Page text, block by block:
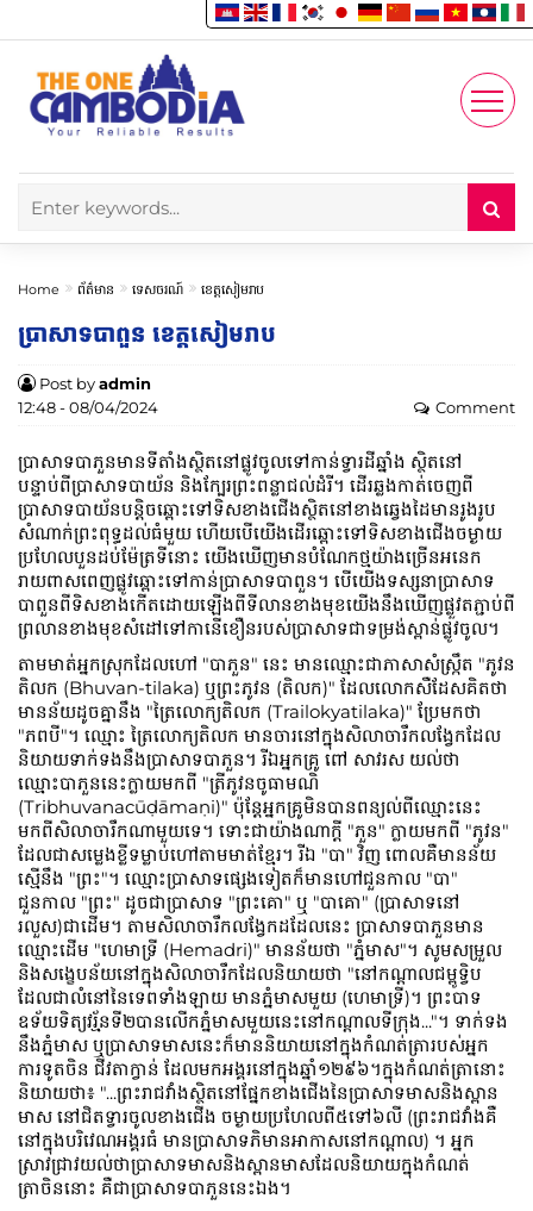
Account
Enjoy
Home ព័ត៌មាន ទេសចរណ៍ ខេត្តសៀមរាប
ប្រាសាទ​បាពួន ខេត្តសៀមរាប
Post byadmin
12:48 - 08/04/2024
Comment
បា្រសាទបាភួនមានទីតាំងស្ថិតនៅផ្លូវចូលទៅកាន់ទ្វារដីឆ្នាំង ស្ថិតនៅ
បន្ទាប់ពីប្រាសាទបាយ័ន និងក្បែរព្រះពន្លាជល់ដំរី។ ដើរឆ្លងកាត់ចេញពី
ប្រាសាទបាយ័នបន្តិចឆ្ពោះទៅទិសខាងជើងស្ថិតនៅខាងឆ្វេងដៃមានរូងរូប
សំណាក់ព្រះពុទ្ធដល់ធំមួយ ហើយបើយើងដើរឆ្ពោះទៅទិសខាងជើងចម្ងាយ
ប្រហែលបួនដប់ម៉ែត្រទីនោះ យើងឃើញមានបំណែកថ្មយ៉ាងច្រើនអនេក
រាយពាសពេញផ្លូវឆ្ពោះទៅកាន់ប្រាសាទបាពួន។ បើយើងទស្សនាប្រាសាទ
បាពួនពីទិសខាងកើតដោយឡើងពីទីលានខាងមុខយើងនឹងឃើញផ្លួវតភ្ជាប់ពី
ព្រលានខាងមុខសំដៅទៅកានើខឿនរបស់ប្រាសាទជាទម្រង់ស្ពាន់ផ្លូវចូល។
តាមមាត់អ្នកស្រុកដែលហៅ "បាភួន" នេះ មានឈ្មោះជាភាសាសំស្រ្កឹត "ភូវន
តិលក (Bhuvan-tilaka) ឬព្រះភូវន (តិលក)" ដែលលោកសឺដែសគិតថា
មានន័យដូចគ្នានឹង "ត្រៃលោក្យតិលក (Trailokyatilaka)" ប្រែមកថា
"ភពបី"។ ឈ្មោះ ត្រៃលោក្យតិលក មានចារនៅក្នុងសិលាចារឹកលង្វែកដែល
និយាយទាក់ទងនឹងប្រាសាទបាភួន។ រីឯអ្នកគ្រូ ពៅ សាវរស យល់ថា
ឈ្មោះបាភួននេះក្លាយមកពី "ត្រីភូវនចូធាមណិ
(Tribhuvanacūḍāmaṇi)" ប៉ុន្តែអ្នកគ្រូមិនបានពន្យល់ពីឈ្មោះនេះ
មកពីសិលាចារឹកណាមួយទេ។ ទោះជាយ៉ាងណាក្ដី "ភួន" ក្លាយមកពី "ភូវន"
ដែលជាសម្លេងខ្លីទម្លាប់ហៅតាមមាត់ខ្មែរ។ រីឯ "បា" វិញ ពោលគឺមានន័យ
ស្មើនឹង "ព្រះ"។ ឈ្មោះប្រាសាទផ្សេងទៀតក៏មានហៅជួនកាល "បា"
ជួនកាល "ព្រះ" ដូចជាប្រាសាទ "ព្រះគោ" ឬ "បាគោ" (ប្រាសាទនៅ
រលួស)ជាដើម។ តាមសិលាចារឹកលង្វែកដដែលនេះ ប្រាសាទបាភួនមាន
ឈ្មោះដើម "ហេមាទ្រី (Hemadri)" មានន័យថា "ភ្នំមាស"។ សូមសម្រួល
និងសង្ខេបន័យនៅក្នុងសិលាចារឹកដែលនិយាយថា "នៅកណ្ដាលជម្ពូទ្វិប
ដែលជាលំនៅនៃទេពទាំងឡាយ មានភ្នំមាសមួយ (ហេមាទ្រី)។ ព្រះបាទ
ឧទ័យទិត្យវរ្ម័នទី២បានលើកភ្នំមាសមួយនេះនៅកណ្ដាលទីក្រុង..."។ ទាក់ទង
នឹងភ្នំមាស ឬប្រាសាទមាសនេះក៏មាននិយាយនៅក្នុងកំណត់ត្រារបស់អ្នក
ការទូតចិន ជីវតាក្វាន់ ដែលមកអង្គរនៅក្នុងឆ្នាំ១២៩៦។ក្នុងកំណត់ត្រានោះ
និយាយថា៖ "...ព្រះរាជវាំងស្ថិតនៅផ្នែកខាងជើងនៃប្រាសាទមាសនិងស្ពាន
មាស នៅជិតទ្វារចូលខាងជើង ចម្ងាយប្រហែលពី៥ទៅ៦លី (ព្រះរាជវាំងគឺ
នៅក្នុងបរិវេណអង្គរធំ មានប្រាសាទភិមានអាកាសនៅកណ្ដាល) ។ អ្នក
ស្រាវជ្រាវយល់ថាប្រាសាទមាសនិងស្ពានមាសដែលនិយាយក្នុងកំណត់
ត្រាចិននោះ គឺជាប្រាសាទបាភួននេះឯង។